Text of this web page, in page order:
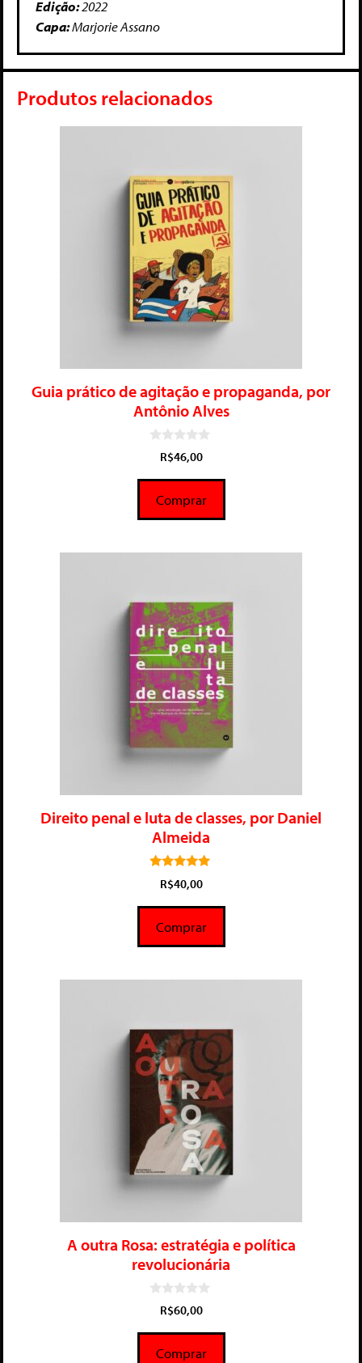
Edição:2022
Capa:Marjorie Assano
Produtos relacionados
Guia prático de agitação e propaganda, por
Antônio Alves
5
R$46,00
Comprar
Direito penal e luta de classes, por Daniel
Almeida
5.00
de 5
R$40,00
Comprar
A outra Rosa: estratégia e política
revolucionária
5
R$60,00
Comprar